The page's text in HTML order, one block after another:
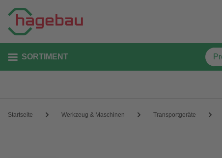
SORTIMENT
Startseite Werkzeug & Maschinen Transportgeräte